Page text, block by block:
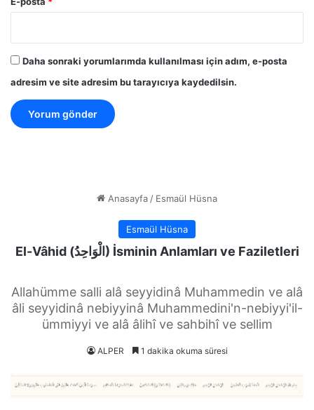
Daha sonraki yorumlarımda kullanılması için adım, e-posta
adresim ve site adresim bu tarayıcıya kaydedilsin.